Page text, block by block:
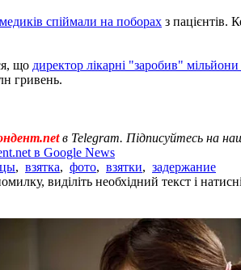
медиків спіймали на поборах з пацієнтів.
що директор лікарні "заробив" мільйони
гривень.
в Telegram. Підписуйтесь на
в Google News
, взятка, фото, взятки, задержание
виділіть необхідний текст і